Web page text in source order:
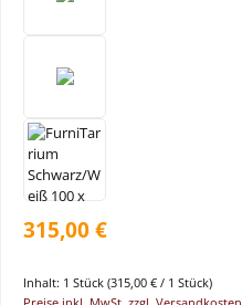
315,00 €
Inhalt: 1 Stück (315,00 € / 1 Stück)